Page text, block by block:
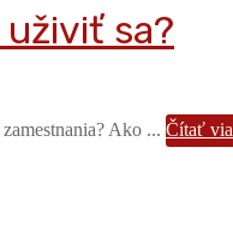
sa?
Ako ... Čítať